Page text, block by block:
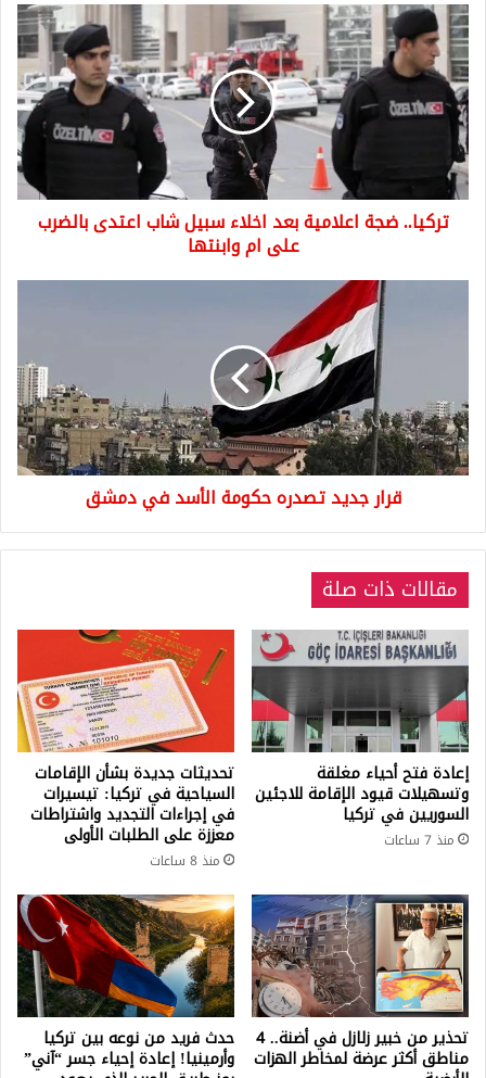
تركيا..
ضجة
اعلامية
بعد
اخلاء
سبيل
شاب
اعتدى
بالضرب
علىتركيا.. ضجة اعلامية بعد اخلاء سبيل شاب اعتدى بالضرب
على ام وابنتها
في
دمشق
قرار جديد تصدره حكومة الأسد في دمشق
مقالات ذات صلة
إعادة فتح أحياء مغلقة
وتسهيلات قيود الإقامة للاجئين
السوريين في تركيا
منذ 7 ساعات
تحديثات جديدة بشأن الإقامات
السياحية في تركيا: تيسيرات
في إجراءات التجديد واشتراطات
معززة على الطلبات الأولى
منذ 8 ساعات
تحذير من خبير زلازل في أضنة.. 4
مناطق أكثر عرضة لمخاطر الهزات
حدث فريد من نوعه بين تركيا
وأرمينيا! إعادة إحياء جسر “آني”